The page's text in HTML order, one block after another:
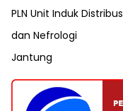
PLN Unit Induk
dan Nefrologi
Jantung